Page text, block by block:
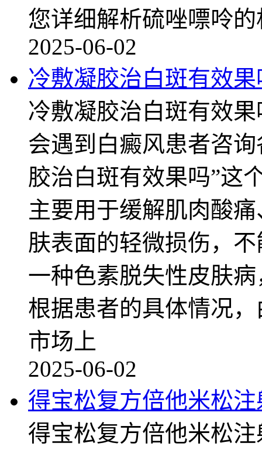
您详细解析硫唑嘌呤
2025-06-02
冷敷凝胶治白斑有效果
冷敷凝胶治白斑有效
会遇到白癜风患者咨
胶治白斑有效果吗”这
主要用于缓解肌肉酸
肤表面的轻微损伤，
一种色素脱失性皮肤
根据患者的具体情况
市场上
2025-06-02
得宝松复方倍他米松注
得宝松复方倍他米松